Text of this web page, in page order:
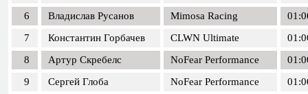
6
Владислав Русанов Mimosa Racing
7
Константин Горбачев CLWN Ultimate
8
Артур Скребелс NoFear Performance
9
Сергей Глоба NoFear Performance